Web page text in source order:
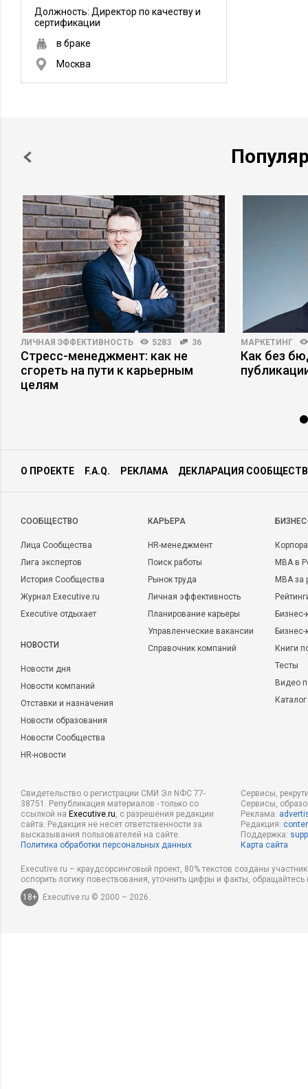
Должность: Директор по качеству и
сертификации
в браке
Москва
ЛИЧНАЯ ЭФФЕКТИВНОСТЬ 5283 36
Стресс-менеджмент: как не
сгореть на пути к карьерным
целям
МАРКЕТИНГ
Как без
О ПРОЕКТЕ F.A.Q. РЕКЛАМА ДЕКЛАРАЦИЯ
CООБЩЕСТВО
Лица Сообщества
Лига экспертов
История Сообщества
Журнал Executive.ru
Executive отдыхает
НОВОСТИ
Новости дня
Новости компаний
Отставки и назначения
Новости образования
Новости Сообщества
HR-новости
КАРЬЕРА
HR-менеджмент
Поиск работы
Рынок труда
Личная эффективность
Планирование карьеры
Управленческие вакансии
Справочник компаний
MBA в
MBA
Бизнес-
Книги
Тесты
Видео
Свидетельство о регистрации СМИ Эл NФС 77-
38751. Републикация материалов - только со
ссылкой на Executive.ru, с разрешения редакции
сайта. Редакция не несет ответственности за
высказывания пользователей на сайте.
Политика обработки персональных данных
Сервисы,
Сервисы,
Реклама:
Редакция:
Поддержка:
Карта сайта
Executive.ru – краудсорсинговый проект, 80% текстов созданы
оспорить логику повествования, уточнить цифры и факты,
18+
Executive.ru © 2000 – 2026.